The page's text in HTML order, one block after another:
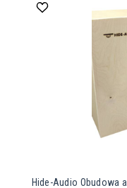
Hide-Audio Obudowa